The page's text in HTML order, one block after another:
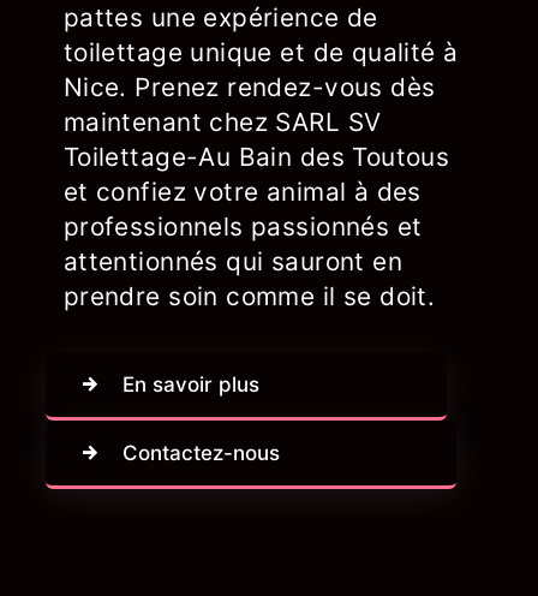
pattes une expérience de
toilettage unique et de qualité à
Nice. Prenez rendez-vous dès
maintenant chez SARL SV
Toilettage-Au Bain des Toutous
et confiez votre animal à des
professionnels passionnés et
attentionnés qui sauront en
prendre soin comme il se doit.
En savoir plus
Contactez-nous